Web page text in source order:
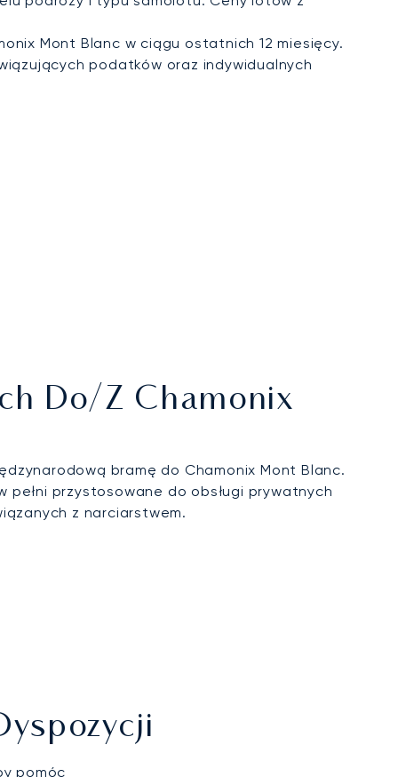
Mont Blanc w ciągu ostatnich 12 miesięcy.
podatków oraz indywidualnych
Do/z Chamonix
bramę do Chamonix Mont Blanc.
przystosowane do obsługi prywatnych
z narciarstwem.
pomóc